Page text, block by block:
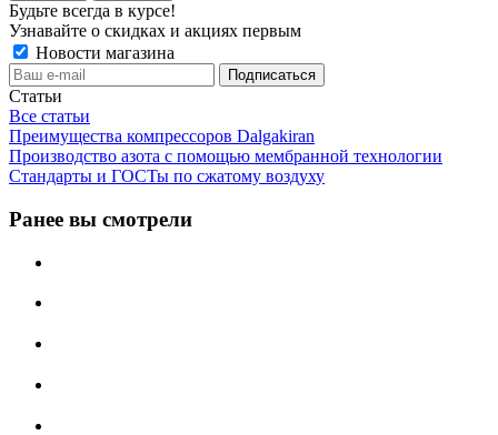
Будьте всегда в курсе!
Узнавайте о скидках и акциях первым
Новости магазина
Статьи
Все статьи
Преимущества компрессоров Dalgakiran
Производство азота с помощью мембранной технологии
Стандарты и ГОСТы по сжатому воздуху
Ранее вы смотрели